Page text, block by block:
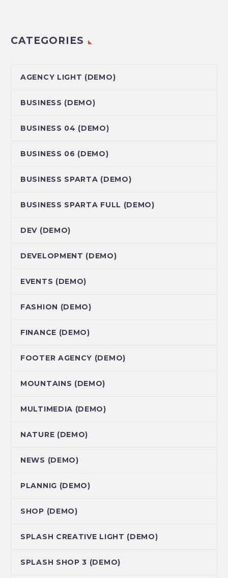
CATEGORIES
AGENCY LIGHT (DEMO)
BUSINESS (DEMO)
BUSINESS 04 (DEMO)
BUSINESS 06 (DEMO)
BUSINESS SPARTA (DEMO)
BUSINESS SPARTA FULL (DEMO)
DEV (DEMO)
DEVELOPMENT (DEMO)
EVENTS (DEMO)
FASHION (DEMO)
FINANCE (DEMO)
FOOTER AGENCY (DEMO)
MOUNTAINS (DEMO)
MULTIMEDIA (DEMO)
NATURE (DEMO)
NEWS (DEMO)
PLANNIG (DEMO)
SHOP (DEMO)
SPLASH CREATIVE LIGHT (DEMO)
SPLASH SHOP 3 (DEMO)